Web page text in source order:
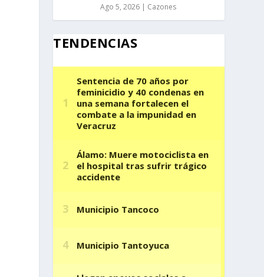
Ago 5, 2026 | Cazones
TENDENCIAS